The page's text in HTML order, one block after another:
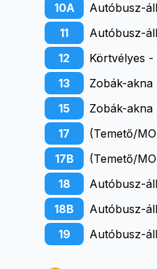
10A
Autóbusz-
11
Autóbusz-
12
Körtvélyes
13
Zobák-
15
Zobák-
17
(Temető/
17B
(Temető/
18
Autóbusz-
18B
Autóbusz-
19
Autóbusz-